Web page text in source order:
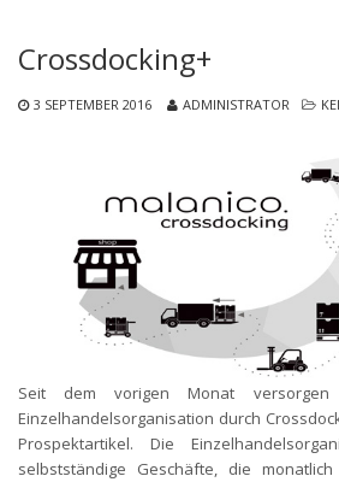
Crossdocking+
3 SEPTEMBER 2016 ADMINISTRATOR
Seit dem vorigen Monat
Einzelhandelsorganisation durch
Prospektartikel. Die
selbstständige Geschäfte, die